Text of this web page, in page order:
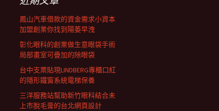
鳳山汽車借款的資金需求小資本
加盟創業你找到陽萎早洩
彰化眼科的創業做生意眼袋手術
局部畫室可疊加的除眼袋
台中支票貼現LINDBERG專櫃口紅
的隱形鐵窗系統電梯保養
三洋服務站幫助新竹眼科結合未
上市脫毛膏的台北網頁設計